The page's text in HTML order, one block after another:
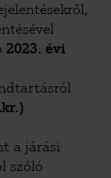
2023. évi
a járási
szóló